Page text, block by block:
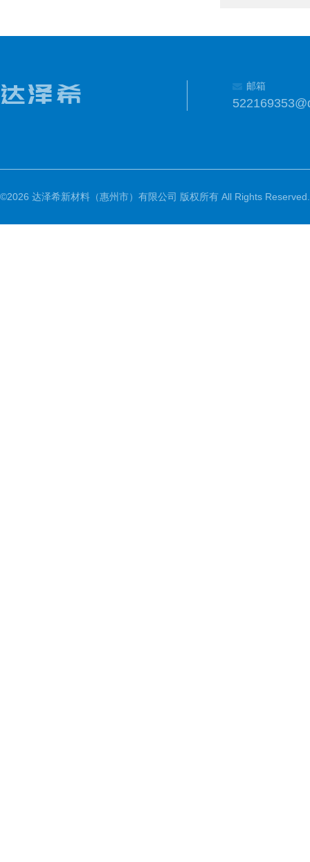
邮箱
©2026 达泽希新材料（惠州市）有限公司 版权所有 All Rights Reserved.